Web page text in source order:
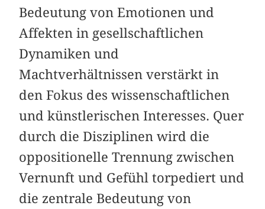
Bedeutung von Emotionen und
Affekten in gesellschaftlichen
Dynamiken und
Machtverhältnissen verstärkt in
den Fokus des wissenschaftlichen
und künstlerischen Interesses. Quer
durch die Disziplinen wird die
oppositionelle Trennung zwischen
Vernunft und Gefühl torpediert und
die zentrale Bedeutung von